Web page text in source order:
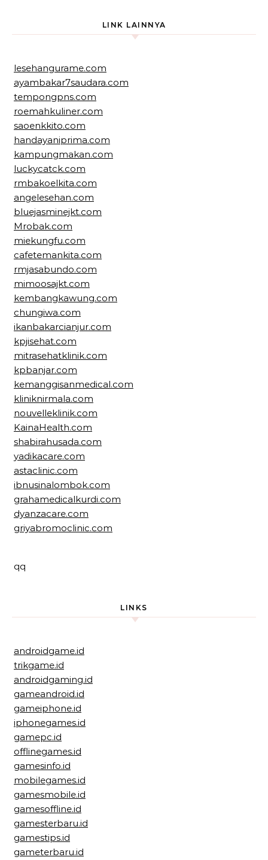
LINK LAINNYA
lesehangurame.com
ayambakar7saudara.com
tempongpns.com
roemahkuliner.com
saoenkkito.com
handayaniprima.com
kampungmakan.com
luckycatck.com
rmbakoelkita.com
angelesehan.com
bluejasminejkt.com
Mrobak.com
miekungfu.com
cafetemankita.com
rmjasabundo.com
mimoosajkt.com
kembangkawung.com
chungiwa.com
ikanbakarcianjur.com
kpjisehat.com
mitrasehatklinik.com
kpbanjar.com
kemanggisanmedical.com
kliniknirmala.com
nouvelleklinik.com
KainaHealth.com
shabirahusada.com
yadikacare.com
astaclinic.com
ibnusinalombok.com
grahamedicalkurdi.com
dyanzacare.com
griyabromoclinic.com
qq
LINKS
androidgame.id
trikgame.id
androidgaming.id
gameandroid.id
gameiphone.id
iphonegames.id
gamepc.id
offlinegames.id
gamesinfo.id
mobilegames.id
gamesmobile.id
gamesoffline.id
gamesterbaru.id
gamestips.id
gameterbaru.id